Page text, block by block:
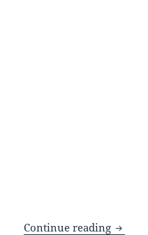
Continue reading FINA